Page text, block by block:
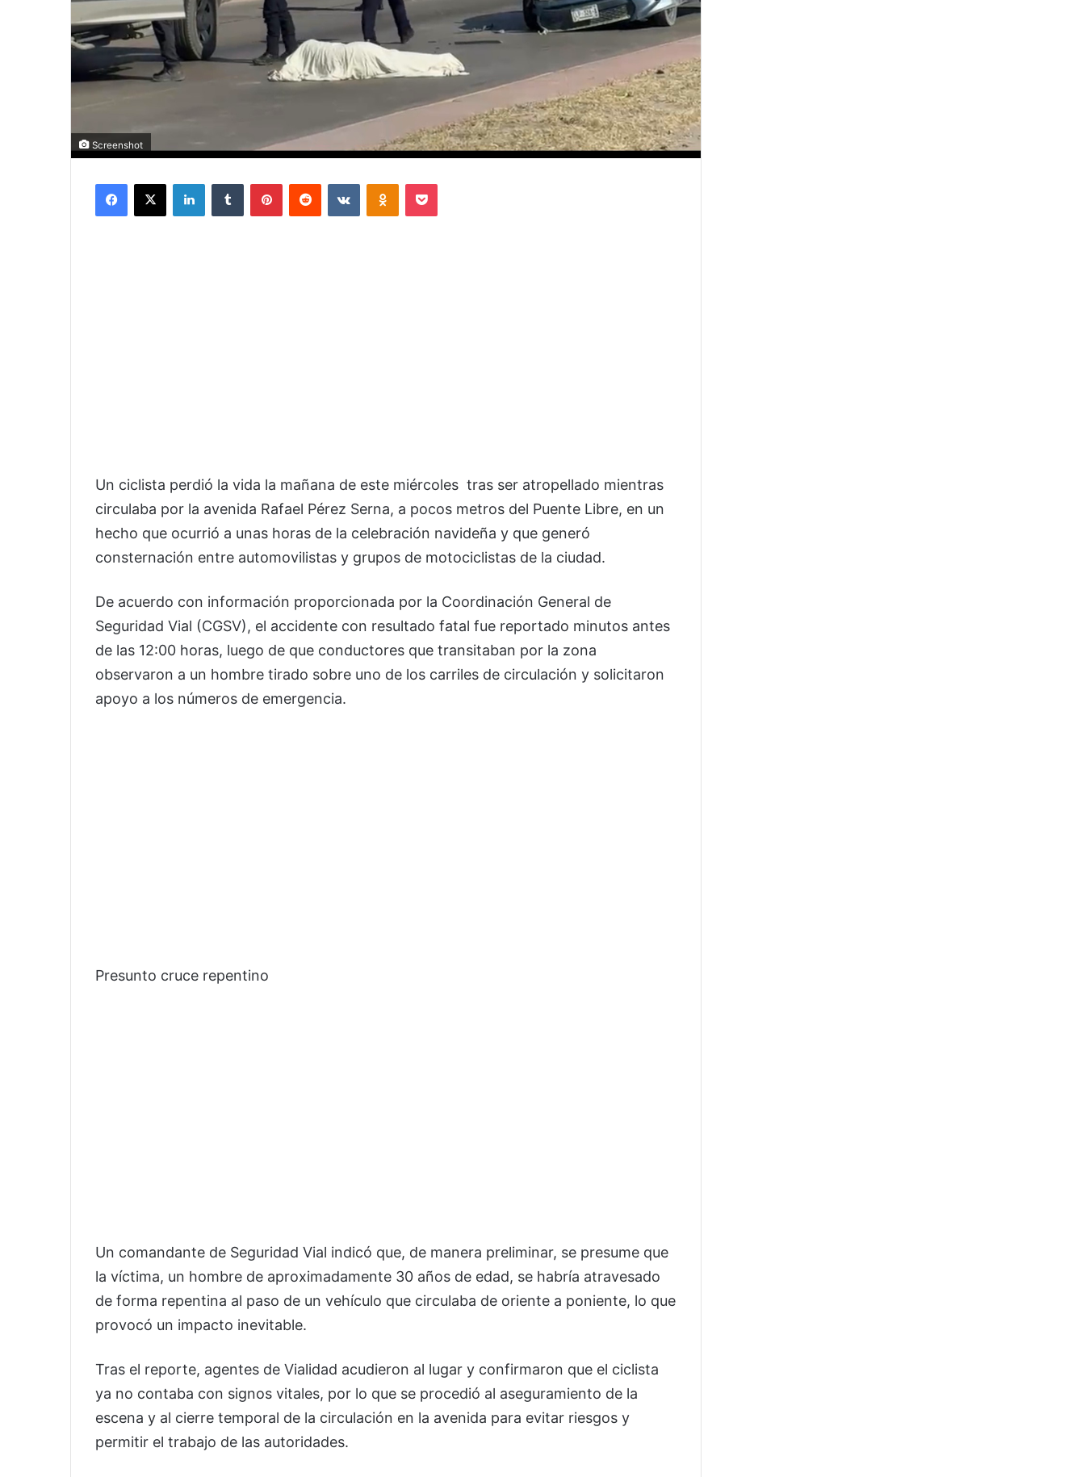
Screenshot
Facebook
X LinkedInTumblr PinterestReddit VKontakteOdnoklassniki
Pocket
Un ciclista perdió la vida la mañana de este miércoles tras ser atropellado mientras
circulaba por la avenida Rafael Pérez Serna, a pocos metros del Puente Libre, en un
hecho que ocurrió a unas horas de la celebración navideña y que generó
consternación entre automovilistas y grupos de motociclistas de la ciudad.
De acuerdo con información proporcionada por la Coordinación General de
Seguridad Vial (CGSV), el accidente con resultado fatal fue reportado minutos antes
de las 12:00 horas, luego de que conductores que transitaban por la zona
observaron a un hombre tirado sobre uno de los carriles de circulación y solicitaron
apoyo a los números de emergencia.
Presunto cruce repentino
Un comandante de Seguridad Vial indicó que, de manera preliminar, se presume que
la víctima, un hombre de aproximadamente 30 años de edad, se habría atravesado
de forma repentina al paso de un vehículo que circulaba de oriente a poniente, lo que
provocó un impacto inevitable.
Tras el reporte, agentes de Vialidad acudieron al lugar y confirmaron que el ciclista
ya no contaba con signos vitales, por lo que se procedió al aseguramiento de la
escena y al cierre temporal de la circulación en la avenida para evitar riesgos y
permitir el trabajo de las autoridades.